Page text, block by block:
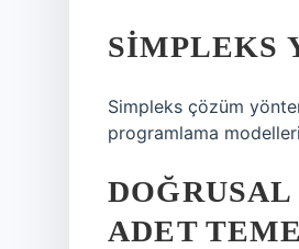
SIMPLEKS
Simpleks çözüm
programlama
ADET